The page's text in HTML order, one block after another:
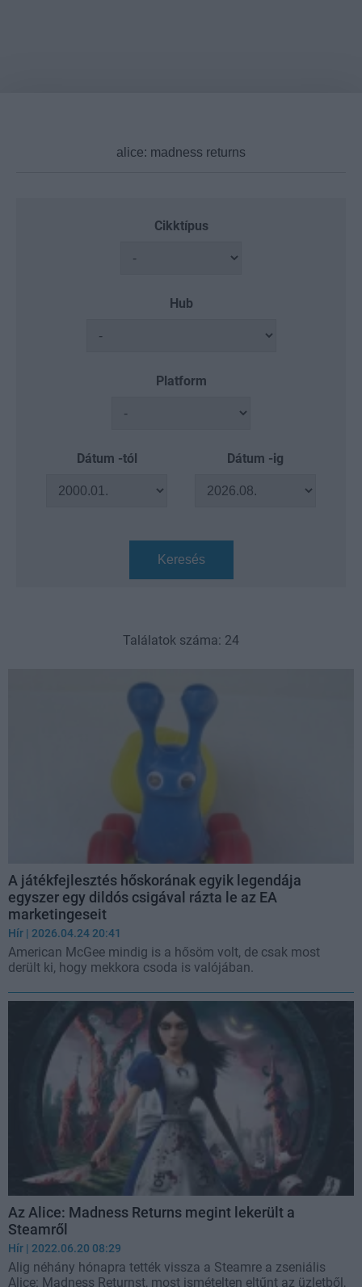
Cikktípus
Hub
Platform
Dátum -tól Dátum -ig
Keresés
Találatok száma: 24
A játékfejlesztés hőskorának egyik legendája
egyszer egy dildós csigával rázta le az EA
marketingeseit
Hír | 2026.04.24 20:41
American McGee mindig is a hősöm volt, de csak most
derült ki, hogy mekkora csoda is valójában.
Az Alice: Madness Returns megint lekerült a
Steamről
Hír | 2022.06.20 08:29
Alig néhány hónapra tették vissza a Steamre a zseniális
Alice: Madness Returnst, most ismételten eltűnt az üzletből,